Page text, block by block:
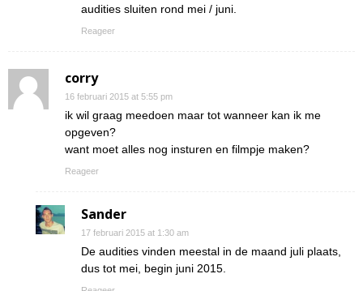
audities sluiten rond mei / juni.
Reageer
corry
16 februari 2015 at 5:55 pm
ik wil graag meedoen maar tot wanneer kan ik me
opgeven?
want moet alles nog insturen en filmpje maken?
Reageer
Sander
17 februari 2015 at 1:30 am
De audities vinden meestal in de maand juli plaats,
dus tot mei, begin juni 2015.